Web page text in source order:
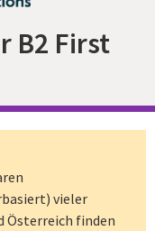
B2 First
vieler
Österreich finden